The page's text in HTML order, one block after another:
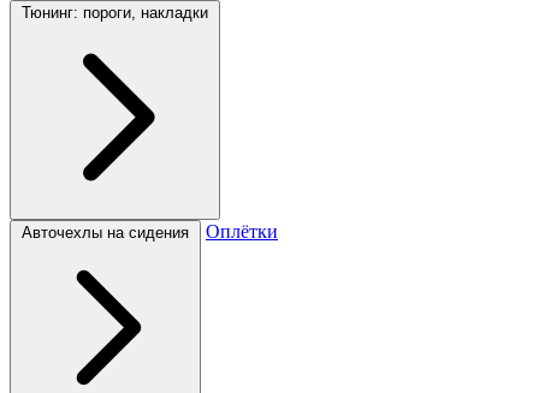
Тюнинг: пороги, накладки
Авточехлы на сидения Оплётки